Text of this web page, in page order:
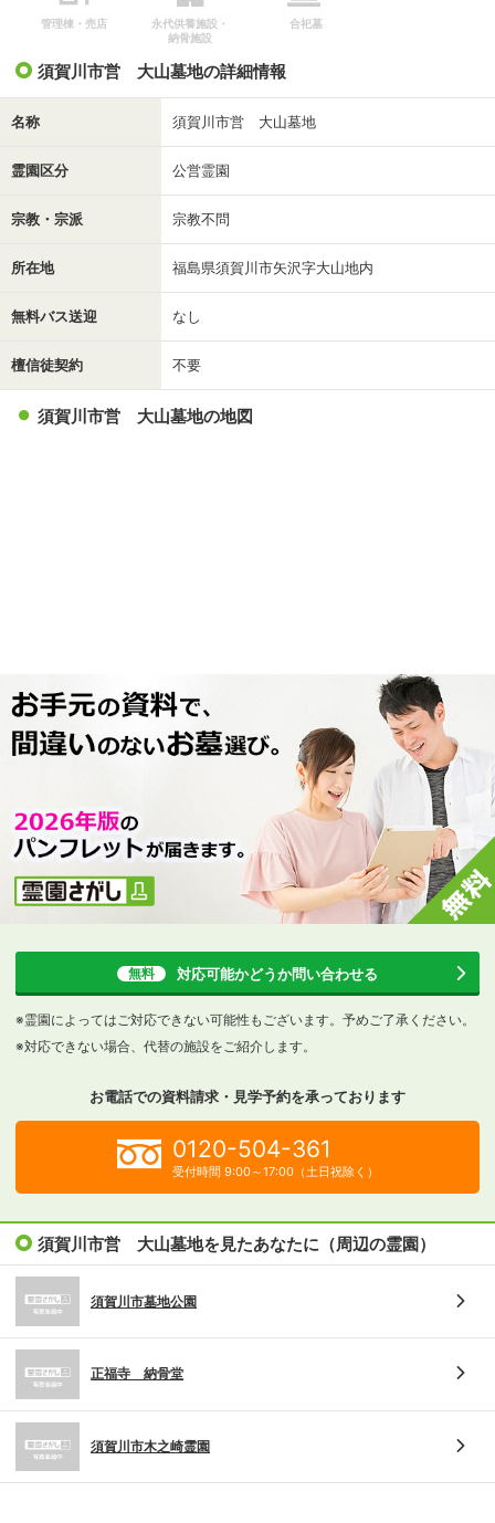
管理棟・売店
永代供養施設・
納骨施設
合祀墓
須賀川市営 大山墓地の詳細情報
名称 須賀川市営 大山墓地
霊園区分 公営霊園
宗教・宗派 宗教不問
所在地 福島県須賀川市矢沢字大山地内
無料バス送迎 なし
檀信徒契約 不要
須賀川市営 大山墓地の地図
無料 対応可能かどうか問い合わせる
※霊園によってはご対応できない可能性もございます。予めご了承ください。
※対応できない場合、代替の施設をご紹介します。
お電話での資料請求・見学予約を承っております
0120-504-361
受付時間 9:00～17:00（土日祝除く）
須賀川市営 大山墓地を見たあなたに（周辺の霊園）
須賀川市墓地公園
正福寺 納骨堂
須賀川市木之崎霊園